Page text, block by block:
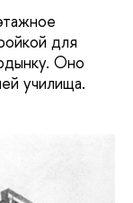
для
Оно
училища.